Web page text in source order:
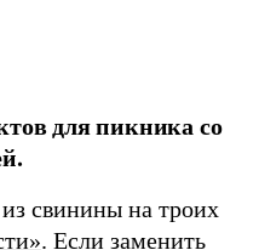
для пикника со
свинины на троих
. Если заменить